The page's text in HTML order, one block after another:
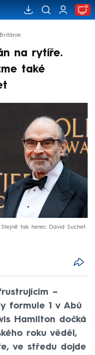
na rytíře.
také
tak herec David Suchet.
–
formule 1 v Abú
Hamilton dočká
roku věděl,
ve středu dojde